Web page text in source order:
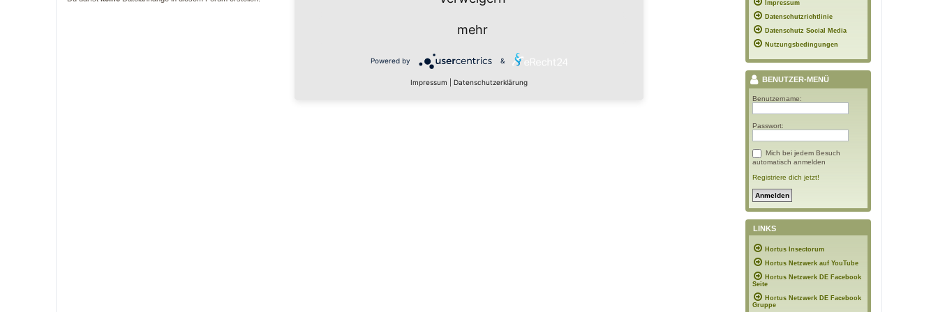
Impressum
Datenschutzrichtlinie
Datenschutz Social Media
Nutzungsbedingungen
BENUTZER-MENÜ
Benutzername:
Passwort:
Mich bei jedem Besuch
automatisch anmelden
Registriere dich jetzt!
LINKS
Hortus Insectorum
Hortus Netzwerk auf YouTube
Hortus Netzwerk DE Facebook
Seite
Hortus Netzwerk DE Facebook
Gruppe
mehr
Powered by &
Impressum Datenschutzerklärung